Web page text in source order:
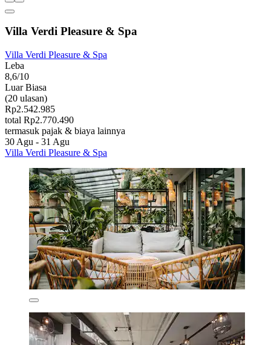
Villa Verdi Pleasure & Spa
Villa Verdi Pleasure & Spa
Leba
8,6/10
Luar Biasa
(20 ulasan)
Rp2.542.985
total Rp2.770.490
termasuk pajak & biaya lainnya
30 Agu - 31 Agu
Villa Verdi Pleasure & Spa